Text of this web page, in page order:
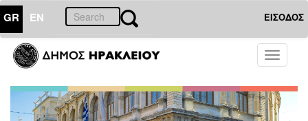
GR EN ΕΙΣΟΔΟΣ
Toggle
ΔΗΜΟΣ
Πιστοποιήσεις
-
Πρότυπα